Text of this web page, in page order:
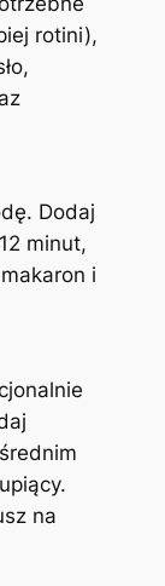
rotini),
Dodaj
minut,
i
na